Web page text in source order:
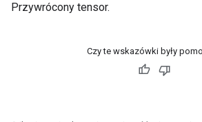
Przywrócony tensor.
Czy te wskazówki były